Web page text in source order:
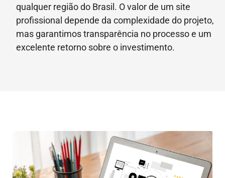
qualquer região do Brasil. O valor de um site
profissional depende da complexidade do projeto,
mas garantimos transparência no processo e um
excelente retorno sobre o investimento.